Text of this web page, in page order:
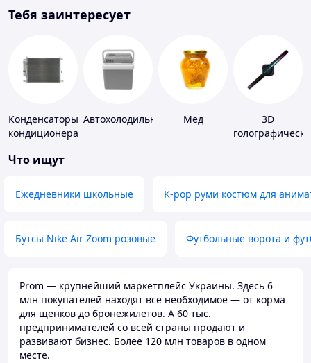
Тебя заинтересует
Конденсаторы
кондиционера
Автохолодильники Мед
3D
Что ищут
Ежедневники школьные K-pop руми костюм для
Бутсы Nike Air Zoom розовые Футбольные ворота и
Prom — крупнейший маркетплейс Украины. Здесь 6
млн покупателей находят всё необходимое — от корма
для щенков до бронежилетов. А 60 тыс.
предпринимателей со всей страны продают и
развивают бизнес. Более 120 млн товаров в одном
месте.